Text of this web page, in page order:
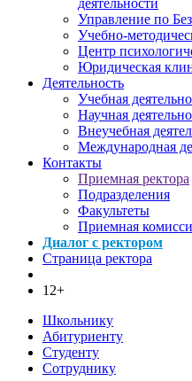
Управление по
Учебно-
Центр
Юридическая
Деятельность
Учебная
Научная
Внеучебная
Международная
Контакты
Приемная ректора
Подразделения
Факультеты
Приемная
Диалог с ректором
Страница ректора
12+
Школьнику
Абитуриенту
Студенту
Сотруднику